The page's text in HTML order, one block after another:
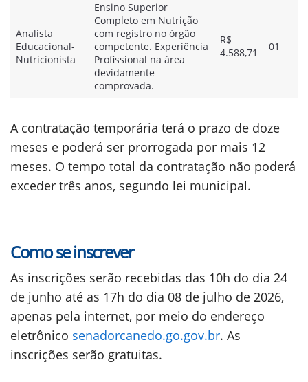
Analista
Educacional-
Nutricionista
Ensino Superior
Completo em Nutrição
com registro no órgão
competente. Experiência
Profissional na área
devidamente
comprovada.
R$
4.588,71
01
A contratação temporária terá o prazo de doze
meses e poderá ser prorrogada por mais 12
meses. O tempo total da contratação não poderá
exceder três anos, segundo lei municipal.
Como se inscrever
As inscrições serão recebidas das 10h do dia 24
de junho até as 17h do dia 08 de julho de 2026,
apenas pela internet, por meio do endereço
eletrônico senadorcanedo.go.gov.br. As
inscrições serão gratuitas.